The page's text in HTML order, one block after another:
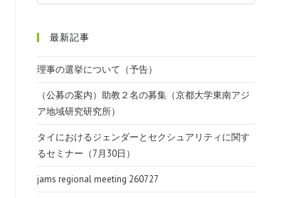
最新記事
理事の選挙について（予告）
（公募の案内）助教２名の募集（京都大学東南アジ
ア地域研究研究所）
タイにおけるジェンダーとセクシュアリティに関す
るセミナー（7月30日）
jams regional meeting 260727